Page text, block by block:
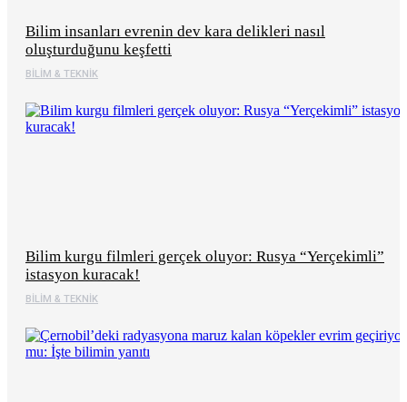
BILIM & TEKNIK
Bilim insanları evrenin dev kara delikleri nasıl
oluşturduğunu keşfetti
BILIM & TEKNIK
Bilim kurgu filmleri gerçek oluyor: Rusya “Yerçekimli”
istasyon kuracak!